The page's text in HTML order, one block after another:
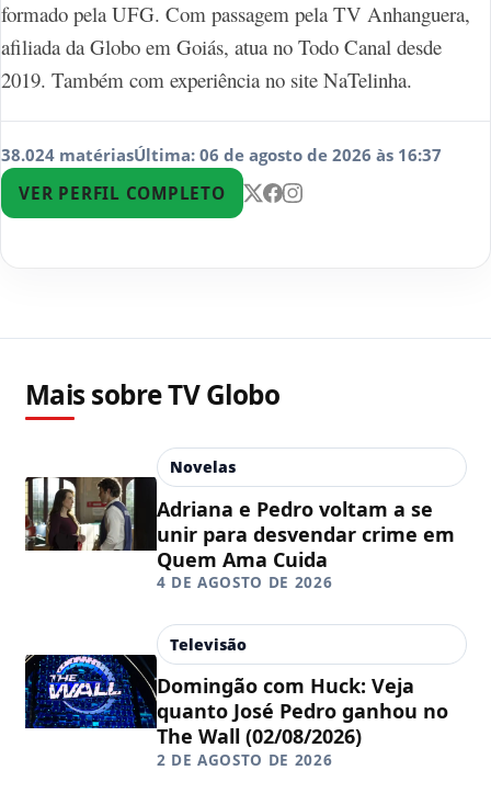
formado pela UFG. Com passagem pela TV Anhanguera,
afiliada da Globo em Goiás, atua no Todo Canal desde
2019. Também com experiência no site NaTelinha.
38.024 matériasÚltima: 06 de agosto de 2026 às 16:37
VER PERFIL COMPLETO
Mais sobre TV Globo
Novelas
Adriana e Pedro voltam a se
unir para desvendar crime em
Quem Ama Cuida
4 DE AGOSTO DE 2026
Televisão
Domingão com Huck: Veja
quanto José Pedro ganhou no
The Wall (02/08/2026)
2 DE AGOSTO DE 2026